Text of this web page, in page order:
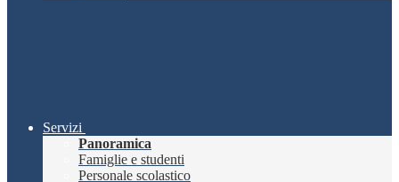
Servizi
Panoramica
Famiglie e studenti
Personale scolastico